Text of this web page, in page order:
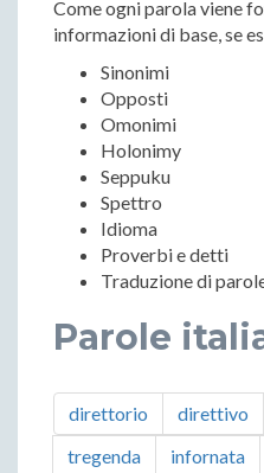
Come ogni parola viene
informazioni di base, se
Sinonimi
Opposti
Omonimi
Holonimy
Seppuku
Spettro
Idioma
Proverbi e detti
Traduzione di
Parole
direttorio direttivo
tregenda
infornata